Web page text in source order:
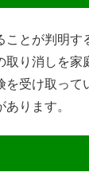
とが判明す
り消しを家
を受け取って
ります。